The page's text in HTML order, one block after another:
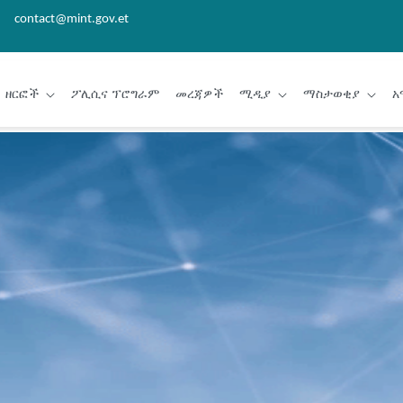
contact@mint.gov.et
ዘርፎች ፖሊሲና ፕሮግራም መረጃዎች ሚዲያ ማስታወቂያ